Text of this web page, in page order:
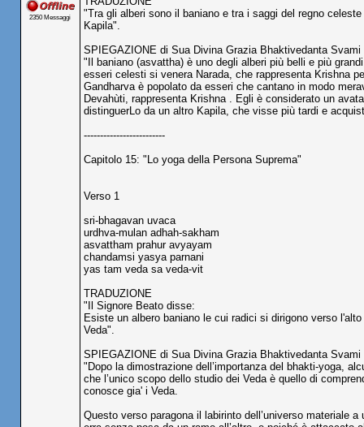
2350 Messaggi
"Tra gli alberi sono il baniano e tra i saggi del regno
Kapila".
SPIEGAZIONE di Sua Divina Grazia Bhaktivedanta Svami
"Il baniano (asvattha) è uno degli alberi più belli e più
esseri celesti si venera Narada, che rappresenta Krishna
Gandharva è popolato da esseri che cantano in modo
Devahùti, rappresenta Krishna . Egli è considerato un
distinguerLo da un altro Kapila, che visse più tardi e
-------------------------
Capitolo 15: "Lo yoga della Persona Suprema"
Verso 1
sri-bhagavan uvaca
urdhva-mulan adhah-sakham
asvattham prahur avyayam
chandamsi yasya parnani
yas tam veda sa veda-vit
TRADUZIONE
"Il Signore Beato disse:
Esiste un albero baniano le cui radici si dirigono verso
Veda".
SPIEGAZIONE di Sua Divina Grazia Bhaktivedanta Svami
"Dopo la dimostrazione dell’importanza del bhakti-yoga,
che l’unico scopo dello studio dei Veda è quello di
conosce gia' i Veda.
Questo verso paragona il labirinto dell’universo materiale